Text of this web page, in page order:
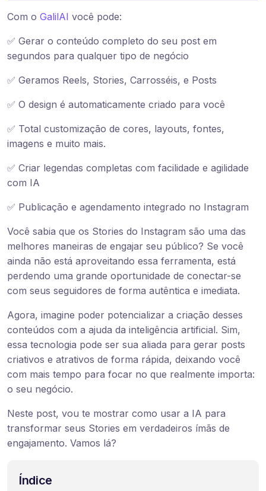
Com o GalilAI você pode:
✅ Gerar o conteúdo completo do seu post em
segundos para qualquer tipo de negócio
✅ Geramos Reels, Stories, Carrosséis, e Posts
✅ O design é automaticamente criado para você
✅ Total customização de cores, layouts, fontes,
imagens e muito mais.
✅ Criar legendas completas com facilidade e agilidade
com IA
✅ Publicação e agendamento integrado no Instagram
Você sabia que os Stories do Instagram são uma das
melhores maneiras de engajar seu público? Se você
ainda não está aproveitando essa ferramenta, está
perdendo uma grande oportunidade de conectar-se
com seus seguidores de forma autêntica e imediata.
Agora, imagine poder potencializar a criação desses
conteúdos com a ajuda da inteligência artificial. Sim,
essa tecnologia pode ser sua aliada para gerar posts
criativos e atrativos de forma rápida, deixando você
com mais tempo para focar no que realmente importa:
o seu negócio.
Neste post, vou te mostrar como usar a IA para
transformar seus Stories em verdadeiros ímãs de
engajamento. Vamos lá?
Índice